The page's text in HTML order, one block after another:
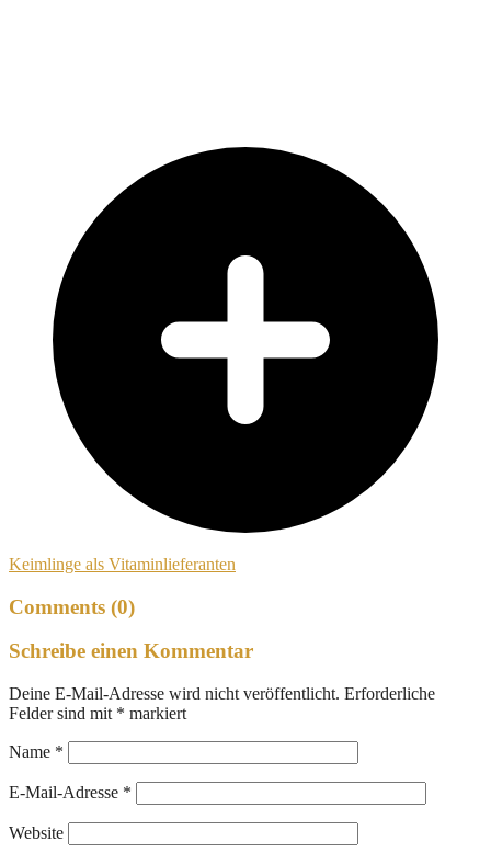
Keimlinge als Vitaminlieferanten
Comments (0)
Schreibe einen Kommentar
Deine E-Mail-Adresse wird nicht veröffentlicht. Erforderliche
Felder sind mit * markiert
Name *
E-Mail-Adresse *
Website